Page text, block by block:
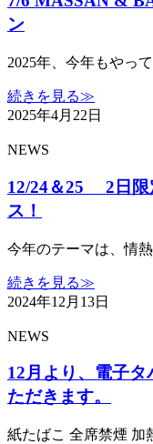
ン
2025年、今年もやっ
続きを見る≫
2025年4月22日
NEWS
12/24＆25 2日限
ス！
今年のテーマは、情
続きを見る≫
2024年12月13日
NEWS
12月より、電子
ただきます。
紙たばこ 全席禁煙 加